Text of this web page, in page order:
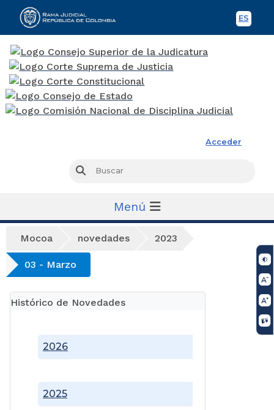
ES
Acceder
Buscar
Menú
Mocoa novedades 2023
03 - Marzo
Histórico de Novedades
2025
2026